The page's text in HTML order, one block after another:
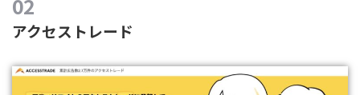
アクセストレード